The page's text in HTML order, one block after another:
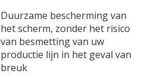
Duurzame bescherming van
het scherm, zonder het risico
van besmetting van uw
productie lijn in het geval van
breuk